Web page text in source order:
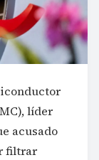
líder
acusado
filtrar